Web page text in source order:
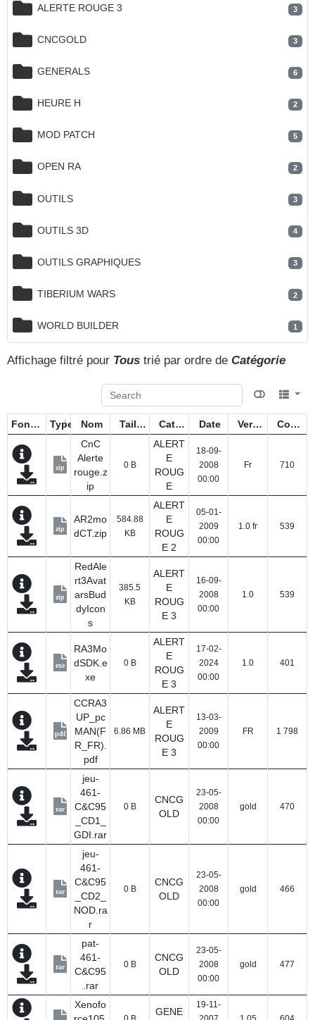
ALERTE ROUGE 3 3
CNCGOLD 3
GENERALS 6
HEURE H 2
MOD PATCH 5
OPEN RA 2
OUTILS 3
OUTILS 3D 4
OUTILS GRAPHIQUES 3
TIBERIUM WARS 2
WORLD BUILDER 1
Affichage filtré pour Tous trié par ordre deCatégorie
Fonctions Type Nom Taille Catégorie Date Version Compteur
zip
CnC
Alerte
rouge.z
ip
0 B
ALERT
E
ROUG
E
18-09-
2008
00:00
Fr 710
zip
AR2mo
dCT.zip
584.88
KB
ALERT
E
ROUG
E 2
05-01-
2009
00:00
1.0 fr 539
zip
RedAle
rt3Avat
arsBud
dyIcon
s
385.5
KB
ALERT
E
ROUG
E 3
16-09-
2008
00:00
1.0 539
exe
RA3Mo
dSDK.e
xe
0 B
ALERT
E
ROUG
E 3
17-02-
2024
00:00
1.0 401
pdf
CCRA3
UP_pc
MAN(F
R_FR).
pdf
6.86 MB
ALERT
E
ROUG
E 3
13-03-
2009
00:00
FR 1 798
rar
jeu-
461-
C&C95
_CD1_
GDI.rar
0 B
CNCG
OLD
23-05-
2008
00:00
gold 470
rar
jeu-
461-
C&C95
_CD2_
NOD.ra
r
0 B
CNCG
OLD
23-05-
2008
00:00
gold 466
rar
pat-
461-
C&C95
.rar
0 B
CNCG
OLD
23-05-
2008
00:00
gold 477
Xenofo
GENE
19-11-